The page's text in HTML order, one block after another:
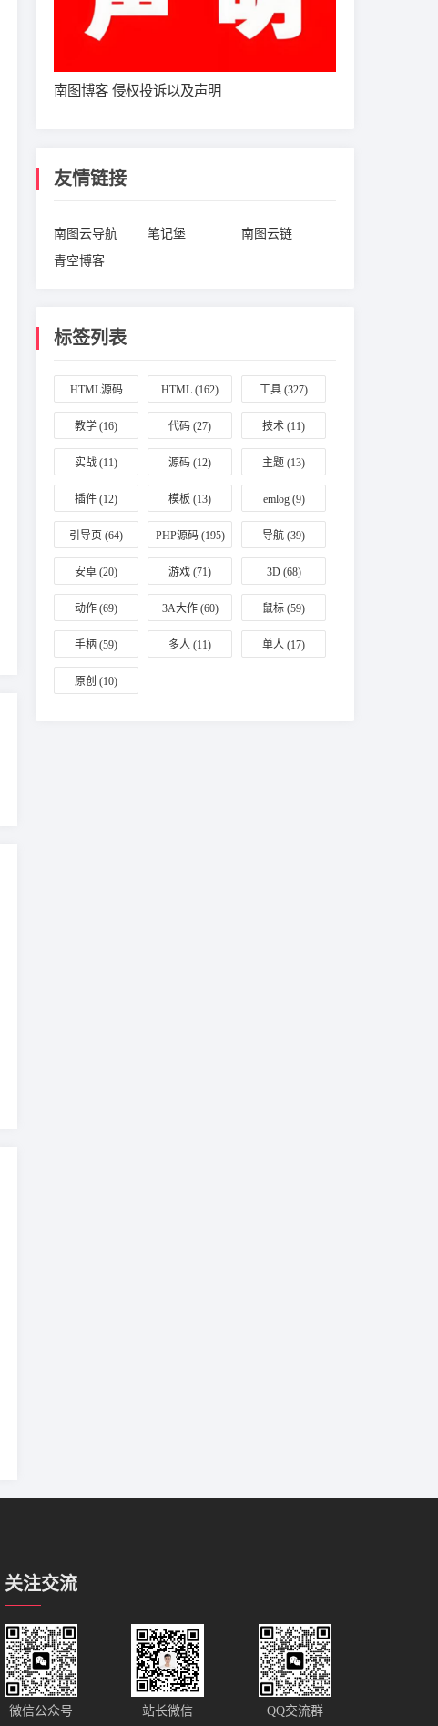
南图博客 侵权投诉以及声明
友情链接
南图云导航 笔记堡
南图云链
青空博客
标签列表
HTML源码
(164)
HTML (162) 工具 (327)
教学 (16) 代码 (27) 技术 (11)
实战 (11) 源码 (12) 主题 (13)
插件 (12) 模板 (13) emlog(9)
引导页 (64) PHP源码(195) 导航 (39)
安卓 (20) 游戏 (71) 3D(68)
动作 (69) 3A大作(60) 鼠标 (59)
手柄 (59) 多人 (11) 单人 (17)
原创 (10)
关注交流
微信公众号 站长微信 QQ交流群